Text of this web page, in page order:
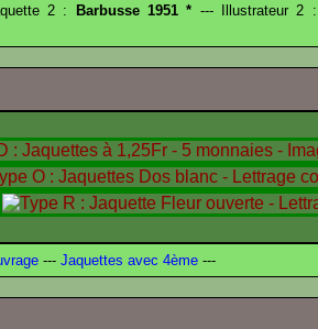
2 : Barbusse 1951 * --- Illustrateur 2 :
--- Jaquettes avec 4ème ---